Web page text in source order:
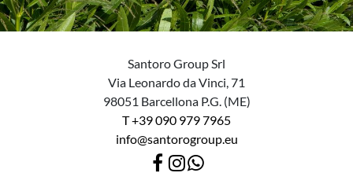
Santoro Group Srl
Via Leonardo da Vinci, 71
98051 Barcellona P.G. (ME)
T +39 090 979 7965
info@santorogroup.eu